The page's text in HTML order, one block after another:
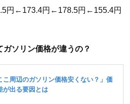
円←173.4円←178.5円←155.4円
ソリン価格が違うの？